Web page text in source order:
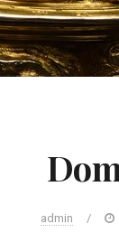
admin /